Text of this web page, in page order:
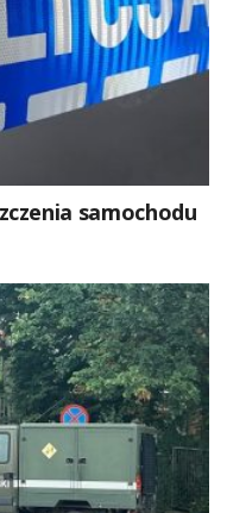
samochodu